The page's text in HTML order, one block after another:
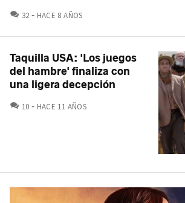
32 COMENTARIOS
HACE 8 AÑOS
Taquilla USA: 'Los juegos
del hambre' finaliza con
una ligera decepción
10 COMENTARIOS
HACE 11 AÑOS